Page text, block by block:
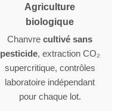
Agriculture
biologique
Chanvre cultivé sans
pesticide, extraction CO₂
supercritique, contrôles
laboratoire indépendant
pour chaque lot.